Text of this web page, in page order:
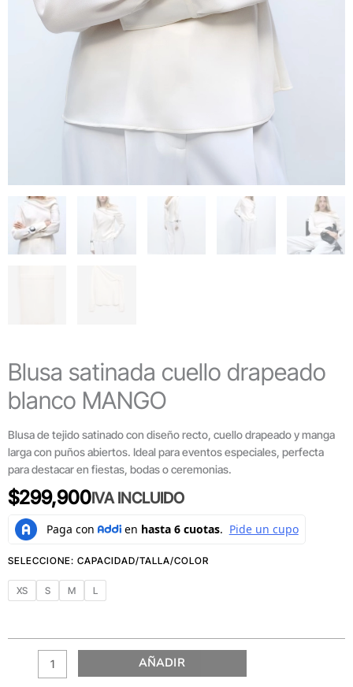
Blusa satinada cuello drapeado
blanco MANGO
Blusa de tejido satinado con diseño recto, cuello drapeado y manga
larga con puños abiertos. Ideal para eventos especiales, perfecta
para destacar en fiestas, bodas o ceremonias.
$299,900IVA INCLUIDO
XS S M L
AÑADIR